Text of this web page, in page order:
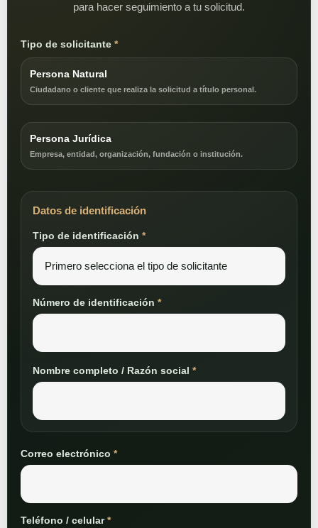
para hacer seguimiento a tu solicitud.
Tipo de solicitante *
Persona Natural
Ciudadano o cliente que realiza la solicitud a título personal.
Persona Jurídica
Empresa, entidad, organización, fundación o institución.
Datos de identificación
Tipo de identificación *
Número de identificación *
Nombre completo / Razón social *
Correo electrónico *
Teléfono / celular*